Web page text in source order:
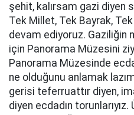
şehit, kalırsam gazi diyen
Tek Millet, Tek Bayrak,
devam ediyoruz. Gaziliğin
için Panorama Müzesini
Panorama Müzesinde
ne olduğunu anlamak
gerisi teferruattır diyen,
diyen ecdadın